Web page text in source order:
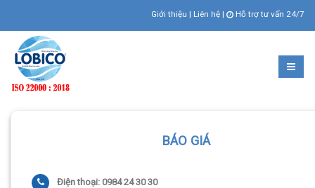
Giới thiệu | Liên hệ | Hỗ trợ tư vấn 24/7
BÁO GIÁ
Điện thoại: 0984 24 30 30